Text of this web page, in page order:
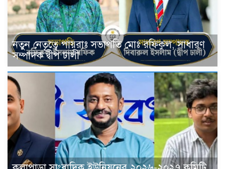
নতুন নেতৃত্বে পায়রাঃ সভাপতি মোঃ রফিকুল, সাধারণ
সম্পাদক দ্বীপ ঢালী